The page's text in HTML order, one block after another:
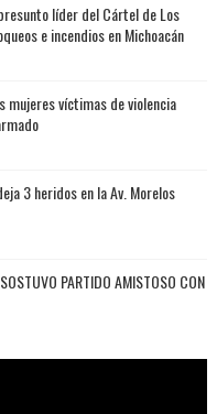
líder del Cártel de Los
e incendios en Michoacán
mujeres víctimas de violencia
3 heridos en la Av. Morelos
PARTIDO AMISTOSO CON